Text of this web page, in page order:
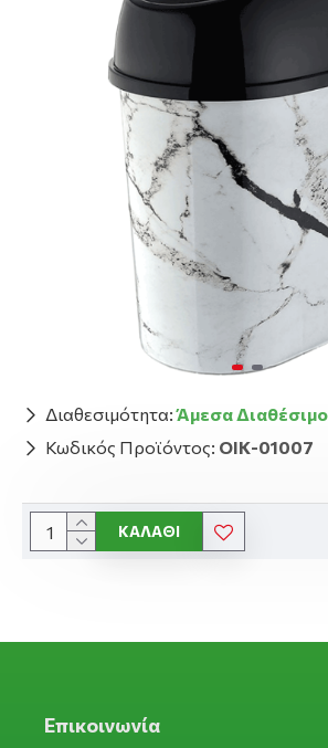
Διαθεσιμότητα: Άμεσα Διαθέσιμο
Κωδικός Προϊόντος: ΟΙΚ-01007
ΚΑΛΆΘΙ
Επικοινωνία